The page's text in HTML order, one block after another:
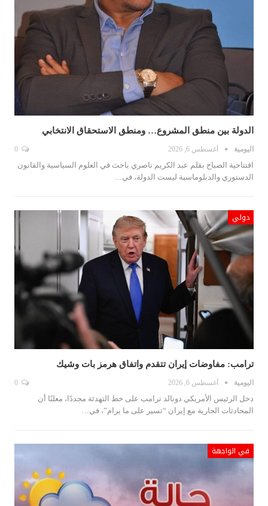
الدولة بين منطق المشروع… ومنطق الاستحقاق الانتخابي
اليومية أغسطس 6, 2026
اقتتاحية الصباح بقلم عبد الكريم ناصري باحث في العلوم السياسية والقانون
الدستوري والدبلوماسية ليست الدولة، في…
دولي
ترامب: مفاوضات إيران تتقدم واتفاق هرمز بات وشيك
اليومية أغسطس 6, 2026
دخل الرئيس الأمريكي دونالد ترامب على خط التهدئة مجددًا، معلنًا أن
المحادثات الجارية مع إيران “تسير على ما يرام”، في…
في الواجهة